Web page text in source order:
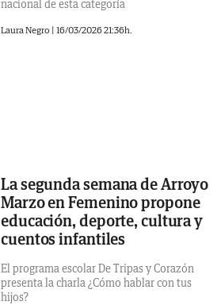
nacional de esta categoría
Laura Negro | 16/03/2026 21:36h.
La segunda semana de Arroyo
Marzo en Femenino propone
educación, deporte, cultura y
cuentos infantiles
El programa escolar De Tripas y Corazón
presenta la charla ¿Cómo hablar con tus
hijos?